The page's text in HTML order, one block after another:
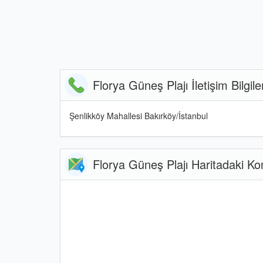
Florya Güneş Plajı İletişim
Şenlikköy Mahallesi Bakırköy/İstanbul
Florya Güneş Plajı Haritadaki